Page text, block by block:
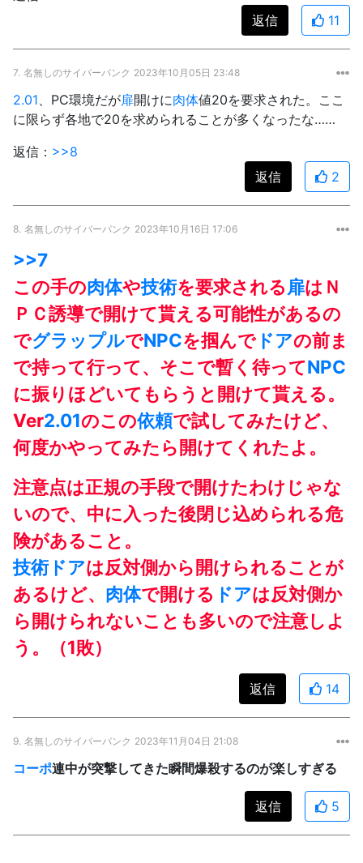
返信
11
7. 名無しのサイバーパンク 2023年10月05日 23:48
2.01 、PC環境だが扉開けに肉体値20を要求された。ここ
に限らず各地で20を求められることが多くなったな……
返信： >>8
返信
2
8. 名無しのサイバーパンク 2023年10月16日 17:06
>>7
この手の肉体や技術を要求される扉はＮ
ＰＣ誘導で開けて貰える可能性があるの
でグラップルでNPCを掴んでドアの前ま
で持って行って、そこで暫く待ってNPC
に振りほどいてもらうと開けて貰える。
Ver2.01のこの依頼で試してみたけど、
何度かやってみたら開けてくれたよ。
注意点は正規の手段で開けたわけじゃな
いので、中に入った後閉じ込められる危
険があること。
技術ドアは反対側から開けられることが
あるけど、 肉体で開ける ドアは反対側か
ら開けられないことも多いので注意しよ
う。（1敗）
返信 14
9. 名無しのサイバーパンク 2023年11月04日 21:08
コーポ連中が突撃してきた瞬間爆殺するのが楽しすぎる
返信 5